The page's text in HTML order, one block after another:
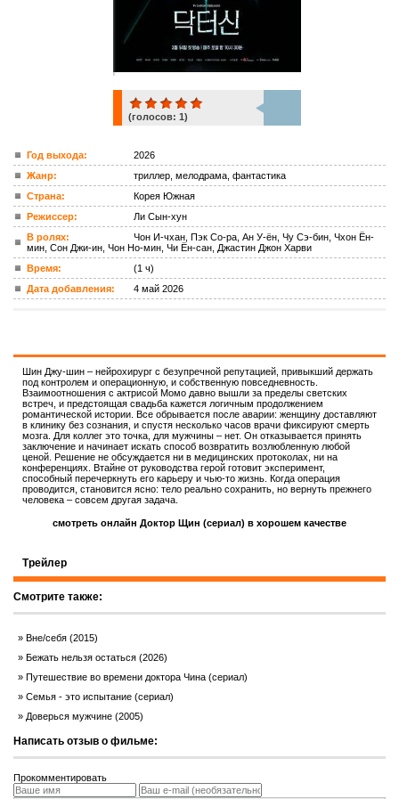
ком.
(голосов: 1)
Год выхода:
2026
Жанр:
триллер, мелодрама, фантастика
Страна:
Корея Южная
Режиссер:
Ли Сын-хун
В ролях:
Чон И-чхан, Пэк Со-ра, Ан У-ён, Чу Сэ-бин, Чхон Ён-
мин, Сон Джи-ин, Чон Но-мин, Чи Ён-сан, Джастин Джон Харви
Время:
(1 ч)
Дата добавления:
4 май 2026
Шин Джу-шин – нейрохирург с безупречной репутацией, привыкший держать
под контролем и операционную, и собственную повседневность.
Взаимоотношения с актрисой Момо давно вышли за пределы светских
встреч, и предстоящая свадьба кажется логичным продолжением
романтической истории. Все обрывается после аварии: женщину доставляют
в клинику без сознания, и спустя несколько часов врачи фиксируют смерть
мозга. Для коллег это точка, для мужчины – нет. Он отказывается принять
заключение и начинает искать способ возвратить возлюбленную любой
ценой. Решение не обсуждается ни в медицинских протоколах, ни на
конференциях. Втайне от руководства герой готовит эксперимент,
способный перечеркнуть его карьеру и чью-то жизнь. Когда операция
проводится, становится ясно: тело реально сохранить, но вернуть прежнего
человека – совсем другая задача.
смотреть онлайн Доктор Щин (сериал) в хорошем качестве
Трейлер
Смотрите также:
Вне/себя (2015)
Бежать нельзя остаться (2026)
Путешествие во времени доктора Чина (сериал)
Семья - это испытание (сериал)
Доверься мужчине (2005)
Написать отзыв о фильме:
Прокомментировать